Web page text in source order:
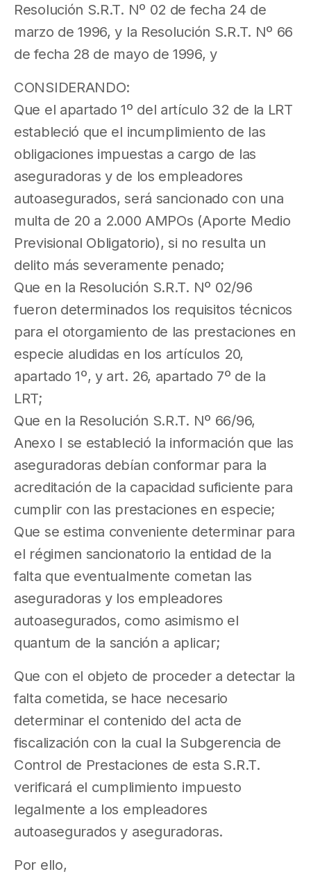
Resolución S.R.T. Nº 02 de fecha 24 de
marzo de 1996, y la Resolución S.R.T. Nº 66
de fecha 28 de mayo de 1996, y
CONSIDERANDO:
Que el apartado 1º del artículo 32 de la LRT
estableció que el incumplimiento de las
obligaciones impuestas a cargo de las
aseguradoras y de los empleadores
autoasegurados, será sancionado con una
multa de 20 a 2.000 AMPOs (Aporte Medio
Previsional Obligatorio), si no resulta un
delito más severamente penado;
Que en la Resolución S.R.T. Nº 02/96
fueron determinados los requisitos técnicos
para el otorgamiento de las prestaciones en
especie aludidas en los artículos 20,
apartado 1º, y art. 26, apartado 7º de la
LRT;
Que en la Resolución S.R.T. Nº 66/96,
Anexo I se estableció la información que las
aseguradoras debían conformar para la
acreditación de la capacidad suficiente para
cumplir con las prestaciones en especie;
Que se estima conveniente determinar para
el régimen sancionatorio la entidad de la
falta que eventualmente cometan las
aseguradoras y los empleadores
autoasegurados, como asimismo el
quantum de la sanción a aplicar;
Que con el objeto de proceder a detectar la
falta cometida, se hace necesario
determinar el contenido del acta de
fiscalización con la cual la Subgerencia de
Control de Prestaciones de esta S.R.T.
verificará el cumplimiento impuesto
legalmente a los empleadores
autoasegurados y aseguradoras.
Por ello,